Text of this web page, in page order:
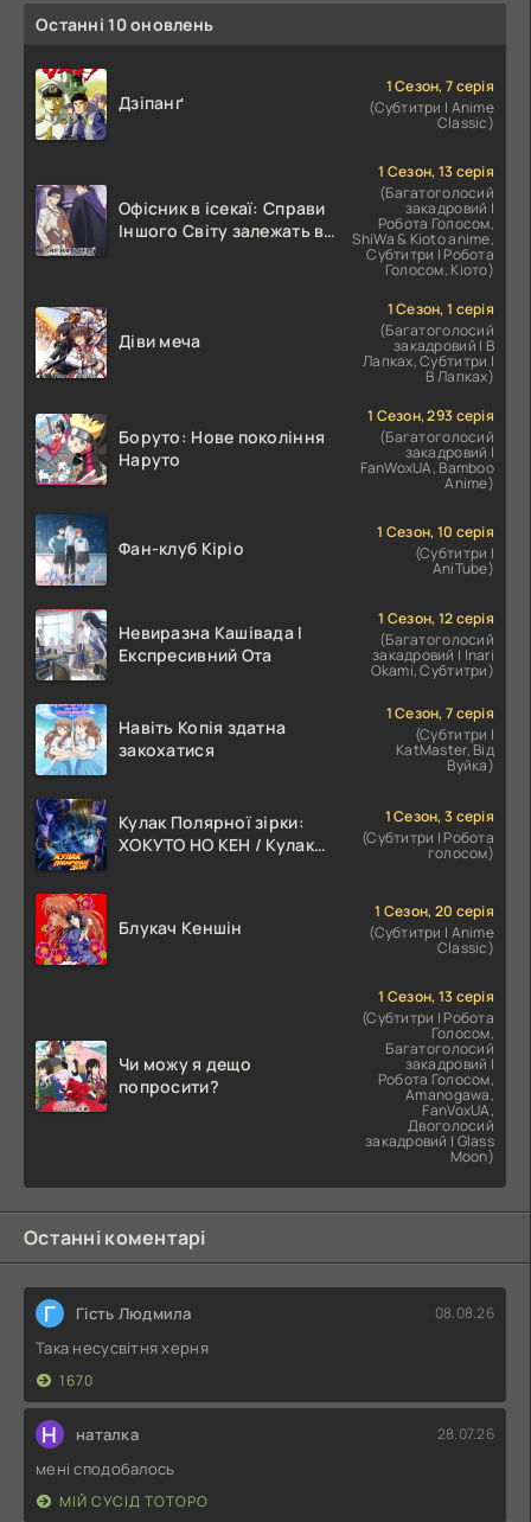
Останні 10 оновлень
Дзіпанґ
1 Сезон, 7 серія
(Субтитри | Anime
Classic)
Офісник в ісекаї: Справи
Іншого Світу залежать від
1 Сезон, 13 серія
(Багатоголосий
закадровий |
Робота Голосом,
ShiWa & Kioto anime,
Субтитри | Робота
Голосом, Кіото)
Діви меча
1 Сезон, 1 серія
(Багатоголосий
закадровий | В
Лапках, Субтитри |
В Лапках)
Боруто: Нове покоління
Наруто
1 Сезон, 293 серія
(Багатоголосий
закадровий |
FanWoxUA, Bamboo
Anime)
Фан-клуб Кіріо
1 Сезон, 10 серія
(Субтитри |
AniTube)
Невиразна Кашівада І
Експресивний Ота
1 Сезон, 12 серія
(Багатоголосий
закадровий | Inari
Okami, Субтитри)
Навіть Копія здатна
закохатися
1 Сезон, 7 серія
(Субтитри |
KatMaster, Від
Вуйка)
Кулак Полярної зірки:
ХОКУТО НО КЕН / Кулак
1 Сезон, 3 серія
(Субтитри | Робота
голосом)
Блукач Кеншін
1 Сезон, 20 серія
(Субтитри | Anime
Classic)
Чи можу я дещо
попросити?
1 Сезон, 13 серія
(Субтитри | Робота
Голосом,
Багатоголосий
закадровий |
Робота Голосом,
Amanogawa,
FanVoxUA,
Двоголосий
закадровий | Glass
Moon)
Останні коментарі
Г Гість Людмила 08.08.26
Така несусвітня херня
1670
Н наталка 28.07.26
мені сподобалось
МІЙ СУСІД ТОТОРО